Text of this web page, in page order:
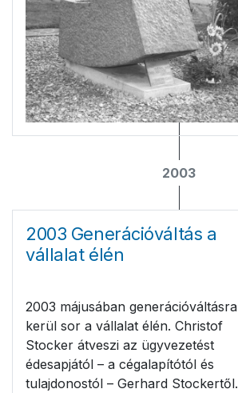
2003
2003 Generációváltás a
vállalat élén
2003 májusában generációváltásra
kerül sor a vállalat élén. Christof
Stocker átveszi az ügyvezetést
édesapjától – a cégalapítótól és
tulajdonostól – Gerhard Stockertől.